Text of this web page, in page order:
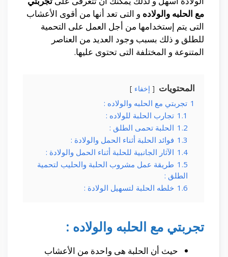
مع الحلبه والولاده و التى تعد أنها من أقوى الأعشاب
التى يتم إستخدامها من أجل العمل على التحمية
للطلق و ذلك بسبب وجود العديد من العناصر
المتنوعة و المختلفة التى تحتوى عليها.
المحتويات إخفاء
1 تجربتي مع الحلبه والولاده :
1.1 تجارب الحلبة للولاده :
1.2 الحلبة تحمى الطلق :
1.3 فوائد الحلبة أثناء الحمل والولادة :
1.4 الآثار الجانبية للحلبة أثناء الحمل والولادة :
1.5 طريقة عمل مشروب الحلبة والحليب لتحمية
الطلق :
1.6 خلطه الحلبة لتسهيل الولادة :
تجربتي مع الحلبه والولاده :
حيث أن الحلبة هى واحدة من الأعشاب